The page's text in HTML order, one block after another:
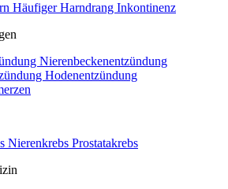
Häufiger Harndrang Inkontinenz
Nierenbeckenentzündung
Hodenentzündung
Nierenkrebs Prostatakrebs